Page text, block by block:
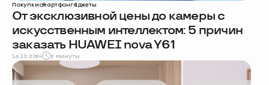
Покупкисмартфонгаджеты
От эксклюзивной цены до камеры с
искусственным интеллектом: 5 причин
заказать HUAWEI nova Y61
16.10.2024 2 минуты